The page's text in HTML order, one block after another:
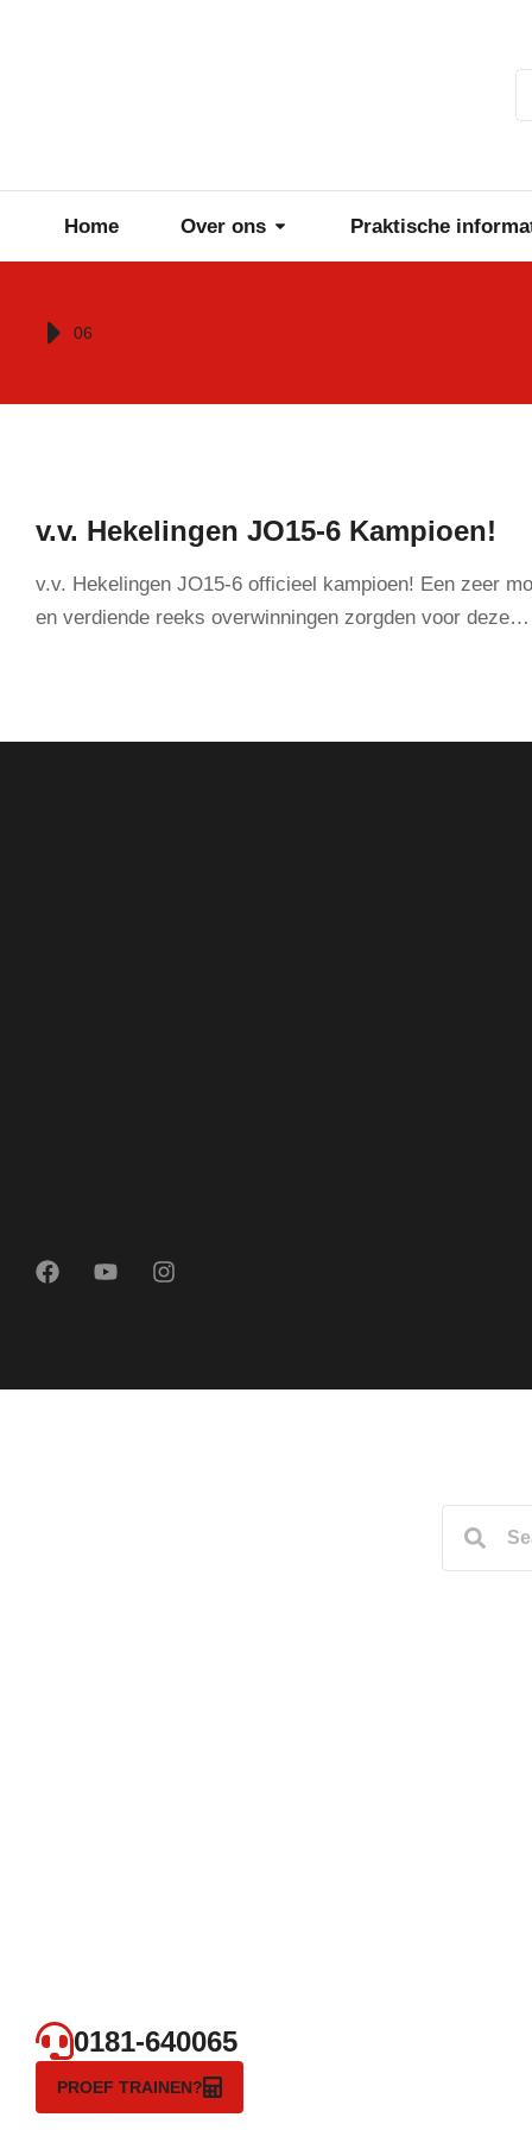
Home Over ons Praktische
Je bent hier:
06
v.v. Hekelingen JO15-6 Kampioen!
v.v. Hekelingen JO15-6 officieel kampioen! Een zeer
en verdiende reeks overwinningen zorgden voor deze…
0181-640065
PROEF TRAINEN?